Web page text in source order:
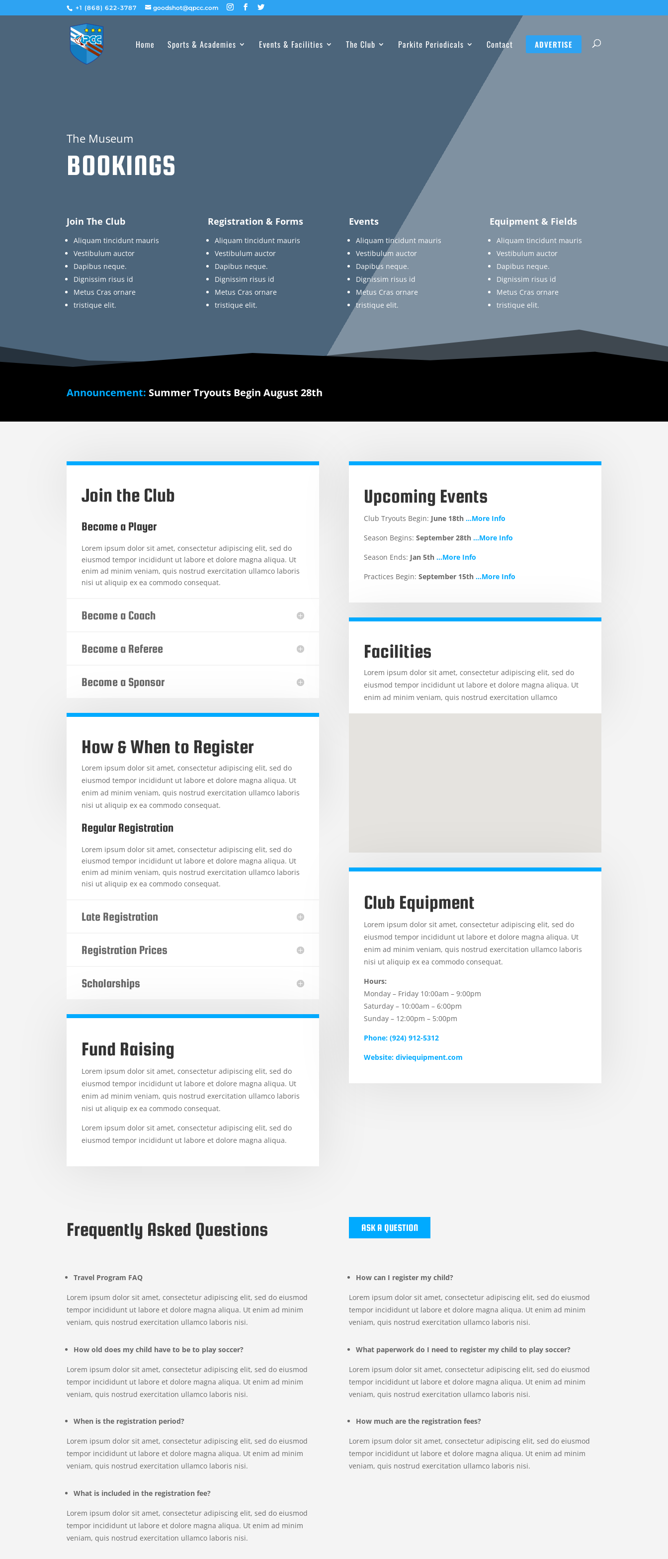
+1 (868) 622-3787 goodshot@qpcc.com
Home Sports & Academies Events & Facilities The Club Parkite Periodicals Contact ADVERTISE
The Museum
BOOKINGS
Join The Club
Aliquam tincidunt mauris
Vestibulum auctor
Dapibus neque.
Dignissim risus id
Metus Cras ornare
tristique elit.
Registration & Forms
Aliquam tincidunt mauris
Vestibulum auctor
Dapibus neque.
Dignissim risus id
Metus Cras ornare
tristique elit.
Events
Aliquam tincidunt mauris
Vestibulum auctor
Dapibus neque.
Dignissim risus id
Metus Cras ornare
tristique elit.
Equipment & Fields
Aliquam tincidunt mauris
Vestibulum auctor
Dapibus neque.
Dignissim risus id
Metus Cras ornare
tristique elit.
Announcement: Summer Tryouts Begin August 28th
Join the Club
Become a Player
Lorem ipsum dolor sit amet, consectetur adipiscing elit, sed do
eiusmod tempor incididunt ut labore et dolore magna aliqua. Ut
enim ad minim veniam, quis nostrud exercitation ullamco laboris
nisi ut aliquip ex ea commodo consequat.
Become a Coach
Become a Referee
Become a Sponsor
How & When to Register
Lorem ipsum dolor sit amet, consectetur adipiscing elit, sed do
eiusmod tempor incididunt ut labore et dolore magna aliqua. Ut
enim ad minim veniam, quis nostrud exercitation ullamco laboris
nisi ut aliquip ex ea commodo consequat.
Regular Registration
Lorem ipsum dolor sit amet, consectetur adipiscing elit, sed do
eiusmod tempor incididunt ut labore et dolore magna aliqua. Ut
enim ad minim veniam, quis nostrud exercitation ullamco laboris
nisi ut aliquip ex ea commodo consequat.
Late Registration
Registration Prices
Scholarships
Fund Raising
Lorem ipsum dolor sit amet, consectetur adipiscing elit, sed do
eiusmod tempor incididunt ut labore et dolore magna aliqua. Ut
enim ad minim veniam, quis nostrud exercitation ullamco laboris
nisi ut aliquip ex ea commodo consequat.
Lorem ipsum dolor sit amet, consectetur adipiscing elit, sed do
eiusmod tempor incididunt ut labore et dolore magna aliqua.
Upcoming Events
Club Tryouts Begin: June 18th …More Info
Season Begins: September 28th …More Info
Season Ends: Jan 5th …More Info
Practices Begin: September 15th …More Info
Facilities
Lorem ipsum dolor sit amet, consectetur adipiscing elit, sed do
eiusmod tempor incididunt ut labore et dolore magna aliqua. Ut
enim ad minim veniam, quis nostrud exercitation ullamco
Club Equipment
Lorem ipsum dolor sit amet, consectetur adipiscing elit, sed do
eiusmod tempor incididunt ut labore et dolore magna aliqua. Ut
enim ad minim veniam, quis nostrud exercitation ullamco laboris
nisi ut aliquip ex ea commodo consequat.
Hours:
Monday – Friday 10:00am – 9:00pm
Saturday – 10:00am – 6:00pm
Sunday – 12:00pm – 5:00pm
Phone: (924) 912-5312
Website: diviequipment.com
Frequently Asked Questions ASK A QUESTION
Travel Program FAQ
Lorem ipsum dolor sit amet, consectetur adipiscing elit, sed do eiusmod
tempor incididunt ut labore et dolore magna aliqua. Ut enim ad minim
veniam, quis nostrud exercitation ullamco laboris nisi.
How old does my child have to be to play soccer?
Lorem ipsum dolor sit amet, consectetur adipiscing elit, sed do eiusmod
tempor incididunt ut labore et dolore magna aliqua. Ut enim ad minim
veniam, quis nostrud exercitation ullamco laboris nisi.
When is the registration period?
Lorem ipsum dolor sit amet, consectetur adipiscing elit, sed do eiusmod
tempor incididunt ut labore et dolore magna aliqua. Ut enim ad minim
veniam, quis nostrud exercitation ullamco laboris nisi.
What is included in the registration fee?
Lorem ipsum dolor sit amet, consectetur adipiscing elit, sed do eiusmod
tempor incididunt ut labore et dolore magna aliqua. Ut enim ad minim
veniam, quis nostrud exercitation ullamco laboris nisi.
How can I register my child?
Lorem ipsum dolor sit amet, consectetur adipiscing elit, sed do eiusmod
tempor incididunt ut labore et dolore magna aliqua. Ut enim ad minim
veniam, quis nostrud exercitation ullamco laboris nisi.
What paperwork do I need to register my child to play soccer?
Lorem ipsum dolor sit amet, consectetur adipiscing elit, sed do eiusmod
tempor incididunt ut labore et dolore magna aliqua. Ut enim ad minim
veniam, quis nostrud exercitation ullamco laboris nisi.
How much are the registration fees?
Lorem ipsum dolor sit amet, consectetur adipiscing elit, sed do eiusmod
tempor incididunt ut labore et dolore magna aliqua. Ut enim ad minim
veniam, quis nostrud exercitation ullamco laboris nisi.